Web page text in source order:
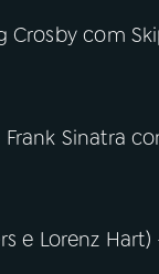
Crosby com
Sinatra
e Lorenz Hart)